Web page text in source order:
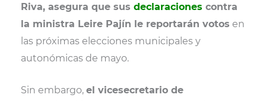
Riva, asegura que sus declaraciones contra
la ministra Leire Pajín le reportarán votos en
las próximas elecciones municipales y
autonómicas de mayo.
Sin embargo, el vicesecretario de